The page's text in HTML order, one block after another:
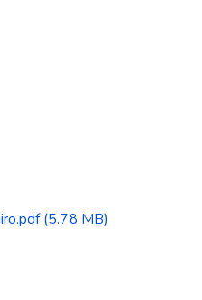
(5.78 MB)